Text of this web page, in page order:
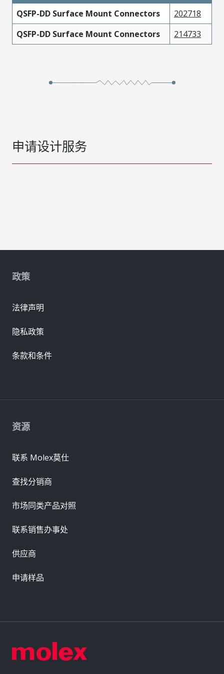
QSFP-DD Surface Mount Connectors
202718
QSFP-DD Surface Mount Connectors
214733
申请设计服务
资源
联系 Molex莫仕
查找分销商
市场同类产品对照
联系销售办事处
供应商
申请样品
政策
法律声明
隐私政策
条款和条件